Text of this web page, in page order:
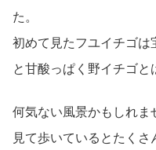
た。
初めて見たフユイチゴは
と甘酸っぱく野イチゴと
何気ない風景かもしれま
見て歩いているとたくさ